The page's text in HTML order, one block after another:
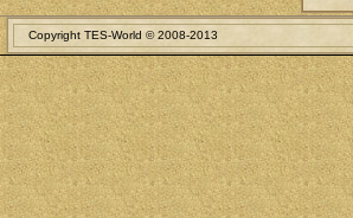
Copyright TES-World © 2008-2013